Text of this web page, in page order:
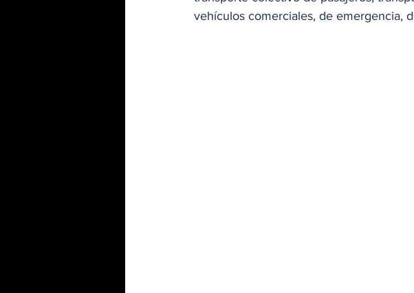
vehículos comerciales, de emergencia,